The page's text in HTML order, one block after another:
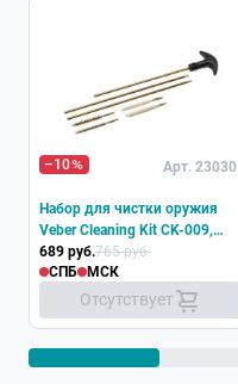
–10 Арт. 23030
Набор для чистки оружия
Veber Cleaning Kit CK-009,
4.5/5.5 мм
689 руб.765 руб.
СПБ
МСК
Отсутствует